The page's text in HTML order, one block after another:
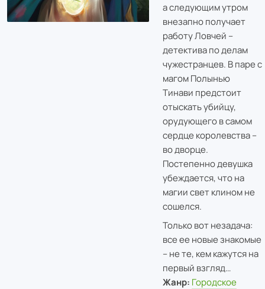
а следующим утром
внезапно получает
работу Ловчей –
детектива по делам
чужестранцев. В паре с
магом Полынью
Тинави предстоит
отыскать убийцу,
орудующего в самом
сердце королевства –
во дворце.
Постепенно девушка
убеждается, что на
магии свет клином не
сошелся.
Только вот незадача:
все ее новые знакомые
– не те, кем кажутся на
первый взгляд…
Жанр: Городское